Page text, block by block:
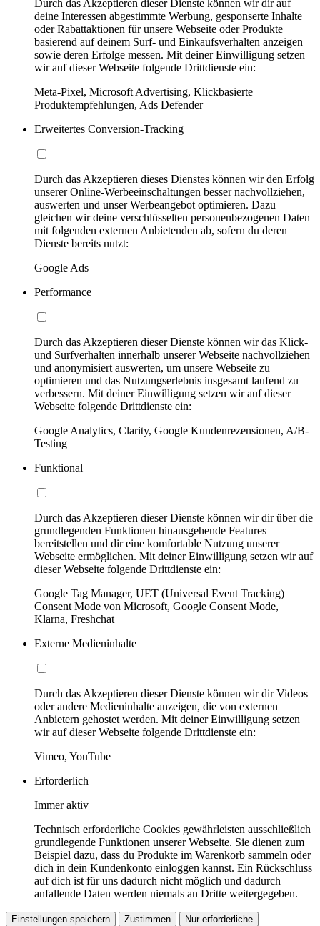
Durch das Akzeptieren dieser Dienste können wir dir auf
deine Interessen abgestimmte Werbung, gesponserte Inhalte
oder Rabattaktionen für unsere Webseite oder Produkte
basierend auf deinem Surf- und Einkaufsverhalten anzeigen
sowie deren Erfolge messen. Mit deiner Einwilligung setzen
wir auf dieser Webseite folgende Drittdienste ein:
Meta-Pixel, Microsoft Advertising, Klickbasierte
Produktempfehlungen, Ads Defender
Erweitertes Conversion-Tracking
Durch das Akzeptieren dieses Dienstes können wir den Erfolg
unserer Online-Werbeeinschaltungen besser nachvollziehen,
auswerten und unser Werbeangebot optimieren. Dazu
gleichen wir deine verschlüsselten personenbezogenen Daten
mit folgenden externen Anbietenden ab, sofern du deren
Dienste bereits nutzt:
Google Ads
Performance
Durch das Akzeptieren dieser Dienste können wir das Klick-
und Surfverhalten innerhalb unserer Webseite nachvollziehen
und anonymisiert auswerten, um unsere Webseite zu
optimieren und das Nutzungserlebnis insgesamt laufend zu
verbessern. Mit deiner Einwilligung setzen wir auf dieser
Webseite folgende Drittdienste ein:
Google Analytics, Clarity, Google Kundenrezensionen, A/B-
Testing
Funktional
Durch das Akzeptieren dieser Dienste können wir dir über die
grundlegenden Funktionen hinausgehende Features
bereitstellen und dir eine komfortable Nutzung unserer
Webseite ermöglichen. Mit deiner Einwilligung setzen wir auf
dieser Webseite folgende Drittdienste ein:
Google Tag Manager, UET (Universal Event Tracking)
Consent Mode von Microsoft, Google Consent Mode,
Klarna, Freshchat
Externe Medieninhalte
Durch das Akzeptieren dieser Dienste können wir dir Videos
oder andere Medieninhalte anzeigen, die von externen
Anbietern gehostet werden. Mit deiner Einwilligung setzen
wir auf dieser Webseite folgende Drittdienste ein:
Vimeo, YouTube
Erforderlich
Immer aktiv
Technisch erforderliche Cookies gewährleisten ausschließlich
grundlegende Funktionen unserer Webseite. Sie dienen zum
Beispiel dazu, dass du Produkte im Warenkorb sammeln oder
dich in dein Kundenkonto einloggen kannst. Ein Rückschluss
auf dich ist für uns dadurch nicht möglich und dadurch
anfallende Daten werden niemals an Dritte weitergegeben.
Einstellungen speichern Zustimmen Nur erforderliche